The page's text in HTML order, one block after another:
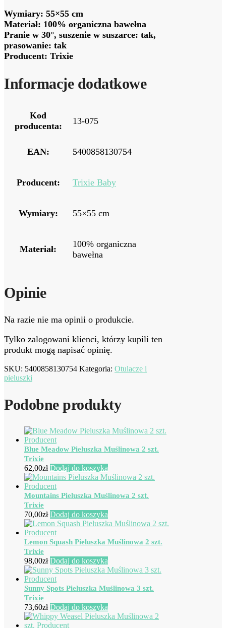
Wymiary: 55×55 cm
Materiał: 100% organiczna bawełna
Pranie w 30°, suszenie w suszarce: tak,
prasowanie: tak
Producent: Trixie
Informacje dodatkowe
Kod
producenta:
13-075
EAN: 5400858130754
Producent: Trixie Baby
Wymiary: 55×55 cm
Materiał:
100% organiczna
bawełna
Opinie
Na razie nie ma opinii o produkcie.
Tylko zalogowani klienci, którzy kupili ten
produkt mogą napisać opinię.
SKU: 5400858130754 Kategoria: Otulacze i
pieluszki
Podobne produkty
Blue Meadow Pieluszka Muślinowa 2 szt.
Trixie
62,00zł Dodaj do koszyka
Mountains Pieluszka Muślinowa 2 szt.
Trixie
70,00zł Dodaj do koszyka
Lemon Squash Pieluszka Muślinowa 2 szt.
Trixie
98,00zł Dodaj do koszyka
Sunny Spots Pieluszka Muślinowa 3 szt.
Trixie
73,60zł Dodaj do koszyka